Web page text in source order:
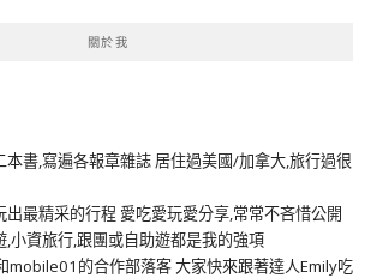
關於我
本書,寫遍各報章雜誌 居住過美國/加拿大,旅行過很
出最精采的行程 愛吃愛玩愛分享,常常不吝惜公開
,小資旅行,跟團或自助遊都是我的強項
mobile01的合作部落客 大家快來跟著達人Emily吃